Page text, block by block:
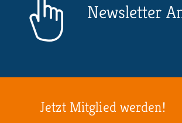
Newsletter
Jetzt Mitglied werden!